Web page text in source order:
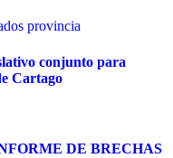
provincia
conjunto para
Cartago
DE BRECHAS